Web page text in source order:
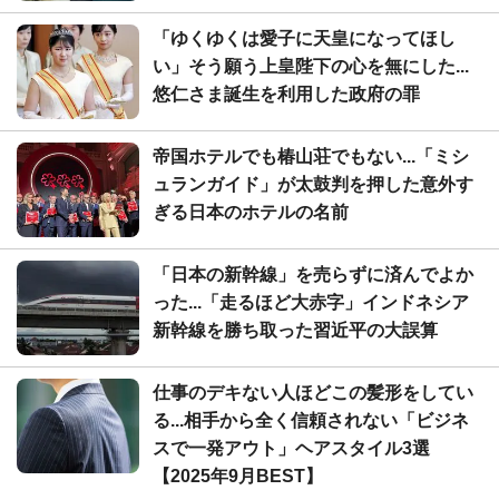
「ゆくゆくは愛子に天皇になってほし
い」そう願う上皇陛下の心を無にした...
悠仁さま誕生を利用した政府の罪
帝国ホテルでも椿山荘でもない...「ミシ
ュランガイド」が太鼓判を押した意外す
ぎる日本のホテルの名前
「日本の新幹線」を売らずに済んでよか
った...「走るほど大赤字」インドネシア
新幹線を勝ち取った習近平の大誤算
仕事のデキない人ほどこの髪形をしてい
る...相手から全く信頼されない「ビジネ
スで一発アウト」ヘアスタイル3選
【2025年9月BEST】